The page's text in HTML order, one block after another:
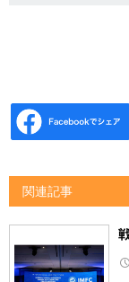
関連記事